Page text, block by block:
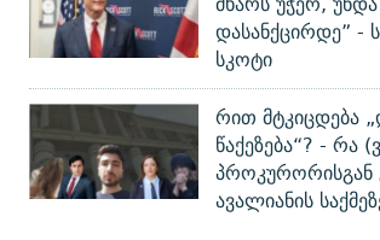
დასანქცირდე” -
სკოტი
რით მტკიცდება
წაქეზება“? - რა
პროკურორისგან
ავალიანის